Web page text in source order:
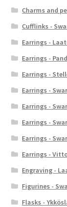
Charms and
Cufflinks -
Earrings -
Earrings -
Earrings -
Earrings -
Earrings -
Earrings -
Earrings -
Earrings -
Engraving -
Figurines -
Flasks -